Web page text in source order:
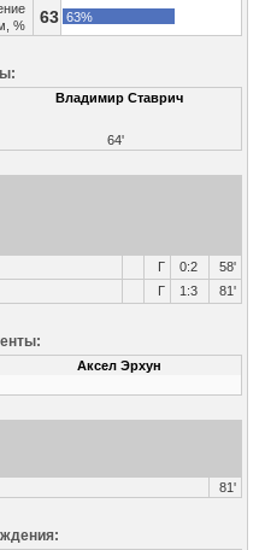
%
63 63%
Владимир Ставрич
64'
Г 0:2
58'
Г 1:3 81'
Аксел Эрхун
81'